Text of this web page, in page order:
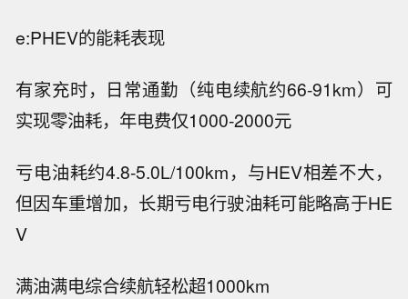
e:PHEV的能耗表现
有家充时，日常通勤（纯电续航约66-91km）可
实现零油耗，年电费仅1000-2000元
亏电油耗约4.8-5.0L/100km，与HEV相差不大，
但因车重增加，长期亏电行驶油耗可能略高于HE
V
满油满电综合续航轻松超1000km